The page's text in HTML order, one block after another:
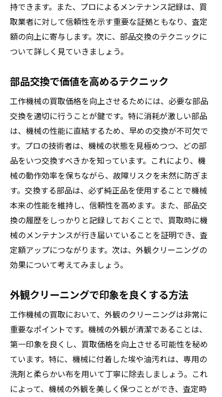
持できます。また、プロによるメンテナンス記録は、買
取業者に対して信頼性を示す重要な証拠ともなり、査定
額の向上に寄与します。次に、部品交換のテクニックに
ついて詳しく見ていきましょう。
部品交換で価値を高めるテクニック
工作機械の買取価格を向上させるためには、必要な部品
交換を適切に行うことが鍵です。特に消耗が激しい部品
は、機械の性能に直結するため、早めの交換が不可欠で
す。プロの技術者は、機械の状態を見極めつつ、どの部
品をいつ交換すべきかを知っています。これにより、機
械の動作効率を保ちながら、故障リスクを未然に防ぎま
す。交換する部品は、必ず純正品を使用することで機械
本来の性能を維持し、信頼性を高めます。また、部品交
換の履歴をしっかりと記録しておくことで、買取時に機
械のメンテナンスが行き届いていることを証明でき、査
定額アップにつながります。次は、外観クリーニングの
効果について考えてみましょう。
外観クリーニングで印象を良くする方法
工作機械の買取において、外観のクリーニングは非常に
重要なポイントです。機械の外観が清潔であることは、
第一印象を良くし、買取価格を向上させる可能性を秘め
ています。特に、機械に付着した埃や油汚れは、専用の
洗剤と柔らかい布を用いて丁寧に除去しましょう。これ
によって、機械の外観を美しく保つことができ、査定時